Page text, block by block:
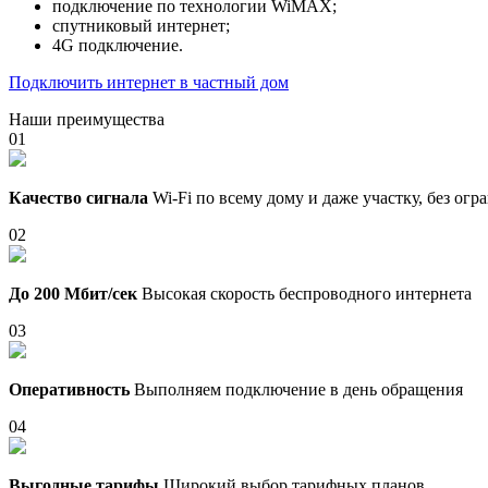
подключение по технологии WiMAX;
спутниковый интернет;
4G подключение.
Подключить интернет в частный дом
Наши преимущества
01
Качество сигнала Wi-Fi по всему дому и даже участку, без
02
До 200 Мбит/сек Высокая скорость беспроводного интернета
03
Оперативность Выполняем подключение в день обращения
04